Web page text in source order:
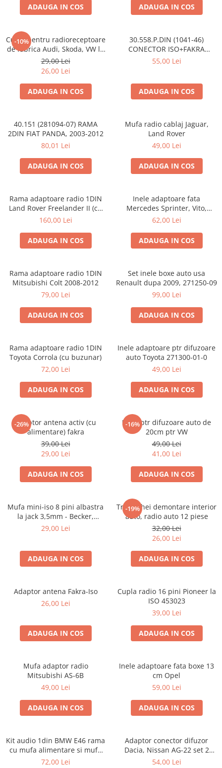
ADAUGA IN COS ADAUGA IN COS
-10%
Cupla pentru radioreceptoare
de fabrica Audi, Skoda, VW la
conector ISO
29,00 Lei
26,00 Lei
ADAUGA IN COS
30.558.P.DIN (1041-46)
CONECTOR ISO+FAKRA
CITROEN, 2003>
55,00 Lei
ADAUGA IN COS
40.151 (281094-07) RAMA
2DIN FIAT PANDA, 2003-2012
80,01 Lei
ADAUGA IN COS
Mufa radio cablaj Jaguar,
Land Rover
49,00 Lei
ADAUGA IN COS
Rama adaptoare radio 1DIN
Land Rover Freelander II (cu
buzunar)
160,00 Lei
ADAUGA IN COS
Inele adaptoare fata
Mercedes Sprinter, Vito,
Viano, 271190-18
62,00 Lei
ADAUGA IN COS
Rama adaptoare radio 1DIN
Mitsubishi Colt 2008-2012
79,00 Lei
ADAUGA IN COS
Set inele boxe auto usa
Renault dupa 2009, 271250-09
99,00 Lei
ADAUGA IN COS
Rama adaptoare radio 1DIN
Toyota Corrola (cu buzunar)
72,00 Lei
ADAUGA IN COS
Inele adaptoare ptr difuzoare
auto Toyota 271300-01-0
49,00 Lei
ADAUGA IN COS
-26%
Adaptor antena activ (cu
alimentare) fakra
39,00 Lei
29,00 Lei
ADAUGA IN COS
-16%
Inele ptr difuzoare auto de
20cm ptr VW
49,00 Lei
41,00 Lei
ADAUGA IN COS
Mufa mini-iso 8 pini albastra
la jack 3,5mm - Becker,
Blaupunkt, VDO
29,00 Lei
ADAUGA IN COS
-19%
Trusa chei demontare interior
auto, radio auto 12 piese
32,00 Lei
26,00 Lei
ADAUGA IN COS
Adaptor antena Fakra-Iso
26,00 Lei
ADAUGA IN COS
Cupla radio 16 pini Pioneer la
ISO 453023
39,00 Lei
ADAUGA IN COS
Mufa adaptor radio
Mitsubishi AS-6B
49,00 Lei
ADAUGA IN COS
Inele adaptoare fata boxe 13
cm Opel
59,00 Lei
ADAUGA IN COS
Kit audio 1din BMW E46 rama
cu mufa alimentare si mufa
antena
72,00 Lei
Adaptor conector difuzor
Dacia, Nissan AG-22 set 2
bucati
54,00 Lei